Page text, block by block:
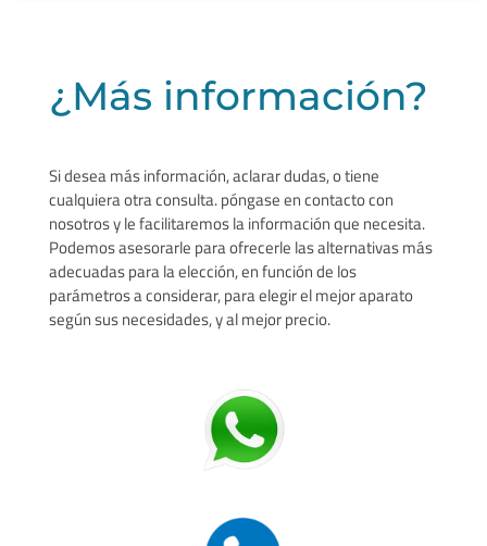
¿Más información?
Si desea más información, aclarar dudas, o tiene
cualquiera otra consulta. póngase en contacto con
nosotros y le facilitaremos la información que necesita.
Podemos asesorarle para ofrecerle las alternativas más
adecuadas para la elección, en función de los
parámetros a considerar, para elegir el mejor aparato
según sus necesidades, y al mejor precio.